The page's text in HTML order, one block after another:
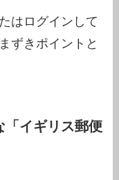
はログインして
ずきポイントと
「イギリス郵便